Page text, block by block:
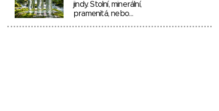
jindy. Stolní, minerální,
pramenitá, nebo…